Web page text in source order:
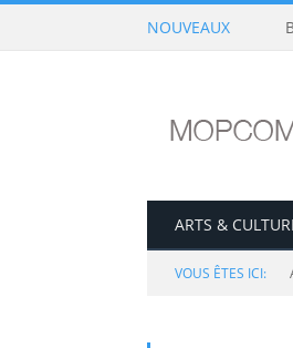
NOUVEAUX
ARTS &
VOUS ÊTES ICI: